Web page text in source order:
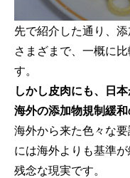
先で紹介した通り、
さまざまで、一概に
す。
しかし皮肉にも、日
海外の添加物規制緩和
海外から来た色々な
には海外よりも基準
残念な現実です。